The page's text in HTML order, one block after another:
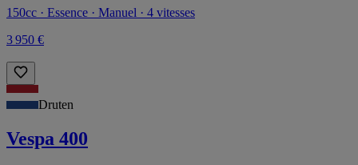
150cc · Essence · Manuel · 4 vitesses
3 950 €
Druten
Vespa 400